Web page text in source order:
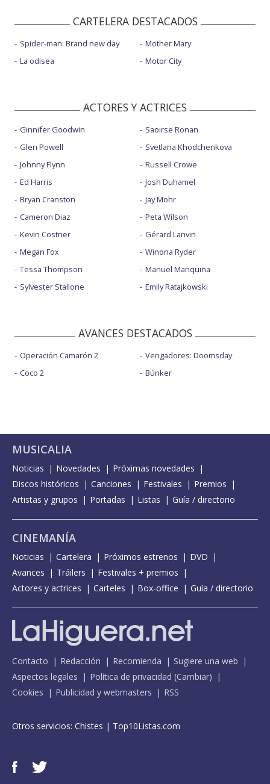
CARTELERA DESTACADOS
Spider-man: Brand new day
La odisea
Mother Mary
Motor City
ACTORES Y ACTRICES
Ginnifer Goodwin
Glen Powell
Johnny Flynn
Ed Harris
Bryan Cranston
Cameron Diaz
Kevin Costner
Megan Fox
Tessa Thompson
Sylvester Stallone
Saoirse Ronan
Svetlana Khodchenkova
Russell Crowe
Josh Duhamel
Jay Mohr
Peta Wilson
Gérard Lanvin
Winona Ryder
Manuel Manquiña
Emily Ratajkowski
AVANCES DESTACADOS
Operación Camarón 2
Coco 2
Vengadores: Doomsday
Búnker
MUSICALIA
Noticias Novedades
Próximas novedades
Discos históricos
Canciones Festivales
Premios
Artistas y grupos
Portadas Listas Guía / directorio
CINEMANÍA
Noticias Cartelera Próximos estrenos
DVD
Avances
Tráilers
Festivales + premios
Actores y actrices
Carteles Box-office Guía / directorio
Contacto Redacción Recomienda
Sugiere una web
Aspectos legales
Política de privacidad (Cambiar)
Cookies
Publicidad y webmasters RSS
Otros servicios: Chistes | Top10Listas.com